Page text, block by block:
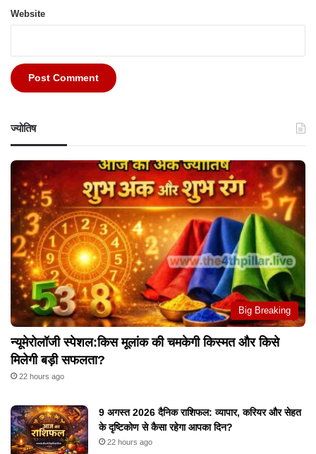
Website
ज्योतिष
Big Breaking
न्यूमेरोलॉजी स्पेशल:किस मूलांक की चमकेगी किस्मत और किसे
मिलेगी बड़ी सफलता?
22 hours ago
9 अगस्त 2026 दैनिक राशिफल: व्यापार, करियर और सेहत
के दृष्टिकोण से कैसा रहेगा आपका दिन?
22 hours ago